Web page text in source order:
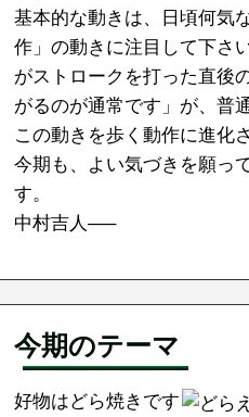
基本的な動きは、日頃何気
作」の動きに注目して下さ
がストロークを打った直後
がるのが通常です」が、普
この動きを歩く動作に進化
今期も、よい気づきを願っ
中村吉人—–
今期のテーマ
好物はどら焼きです